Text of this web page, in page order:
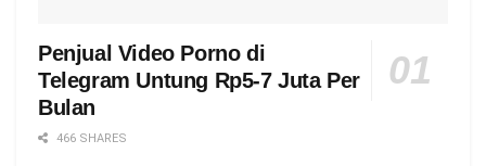
Penjual Video Porno di
Telegram Untung Rp5-7 Juta Per
Bulan
466 SHARES